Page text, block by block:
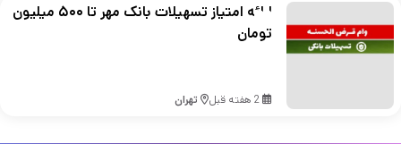
ارائه امتیاز تسهیلات بانک مهر تا ۵۰۰ میلیون
تومان
2 هفته قبل تهران